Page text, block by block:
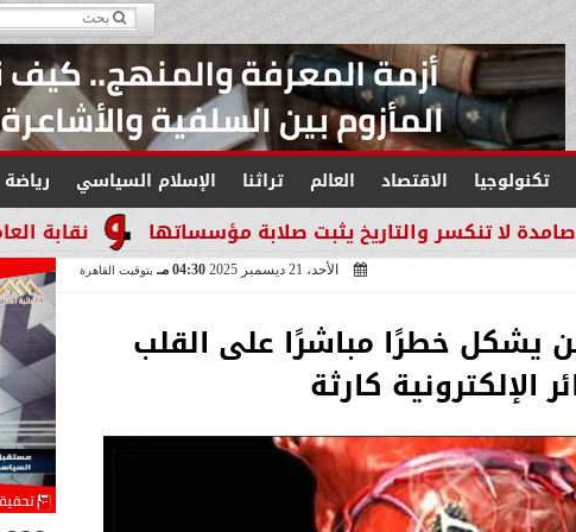
تكنولوجيا الاقتصاد العالم تراثنا الإسلام السياسي رياضة
نقابة العاملين يثبت صلابة مؤسساتها
الأحد، 21 ديسمبر 2025 04:30 مـ بتوقيت القاهرة
يشكل خطرًا مباشرًا على القلب
الإلكترونية كارثة